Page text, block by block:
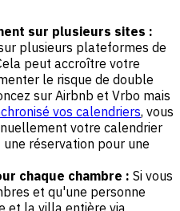
sur plusieurs sites :
plusieurs plateformes de
peut accroître votre
le risque de double
sur Airbnb et Vrbo mais
vos calendriers, vous
votre calendrier
réservation pour une
chaque chambre : Si vous
et qu'une personne